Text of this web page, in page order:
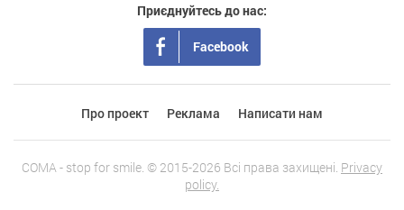
Приєднуйтесь до нас:
Facebook
Про проект Реклама Написати нам
COMA - stop for smile. © 2015-2026 Всі права захищені. Privacy
policy.